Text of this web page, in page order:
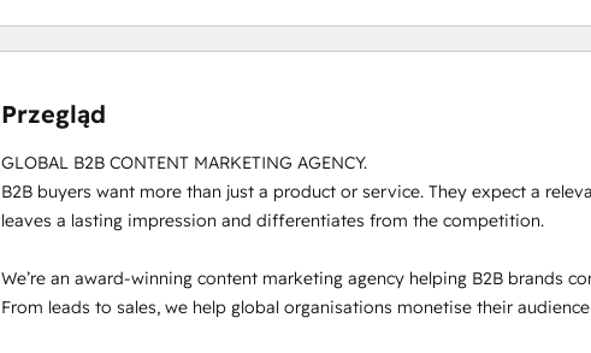
Przegląd
GLOBAL B2B CONTENT MARKETING AGENCY.
B2B buyers want more than just a product or service. They expect a
leaves a lasting impression and differentiates from the competition.
We’re an award-winning content marketing agency helping B2B brands
From leads to sales, we help global organisations monetise their